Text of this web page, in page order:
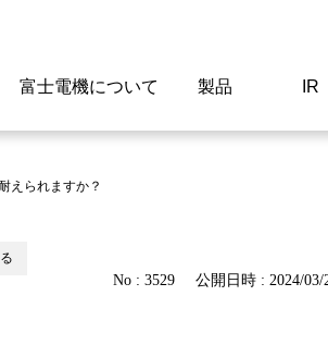
富士電機について 製品
制御機器
IR
報
リアリティ
採用情報
あるご質問
えられますか？
No : 3529 公開日時 : 2024/03/